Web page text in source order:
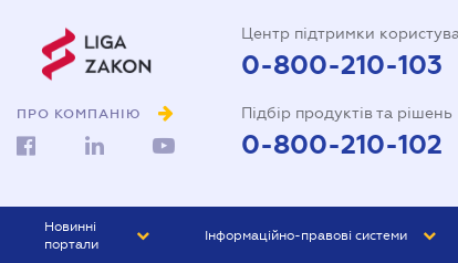
ПРО КОМПАНІЮ
Центр підтримки
0-800-210-103
Підбір продуктів та рішень
0-800-210-102
Новинні
портали
Інформаційно-правові системи